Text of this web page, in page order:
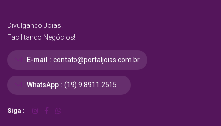
Divulgando Joias.
Facilitando Negócios!
E-mail : contato@portaljoias.com.br
WhatsApp : (19) 9 8911.2515
Siga :